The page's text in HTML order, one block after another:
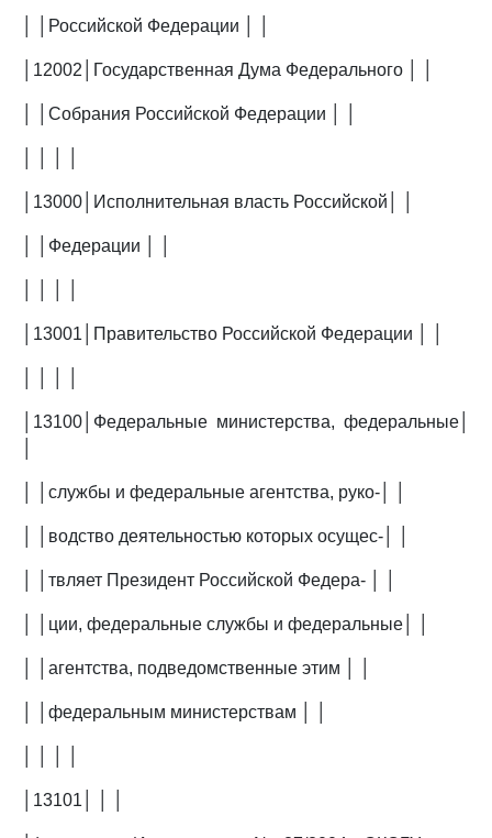
│ │Российской Федерации │ │
│12002│Государственная Дума Федерального │ │
│ │Собрания Российской Федерации │ │
│13000│Исполнительная власть Российской│ │
│ │Федерации │ │
│13001│Правительство Российской Федерации │ │
│13100│Федеральные министерства, федеральные│
│ │службы и федеральные агентства, руко-│ │
│ │водство деятельностью которых осущес-│ │
│ │твляет Президент Российской Федера- │ │
│ │ции, федеральные службы и федеральные│ │
│ │агентства, подведомственные этим │ │
│ │федеральным министерствам │ │
│13101│ │ │